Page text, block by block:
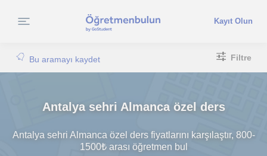
Kayıt Olun
Bu aramayı kaydet Filtre
Antalya sehri Almanca özel ders
Antalya sehri Almanca özel ders fiyatlarını karşılaştır, 800-
1500₺ arası öğretmen bul